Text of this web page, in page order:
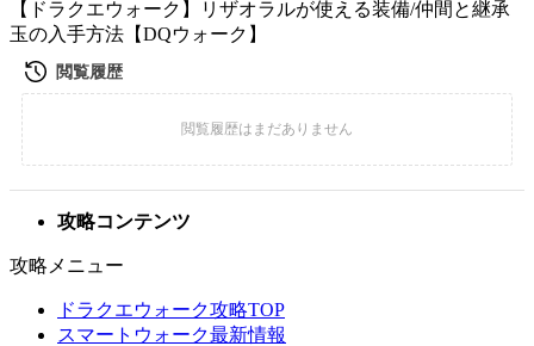
【ドラクエウォーク】リザオラルが使える装備/仲間と継承
玉の入手方法【DQウォーク】
攻略コンテンツ
攻略メニュー
ドラクエウォーク攻略TOP
スマートウォーク最新情報